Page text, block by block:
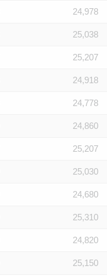
24,978
25,038
25,207
24,918
24,778
24,860
25,207
25,030
24,680
25,310
24,820
25,150